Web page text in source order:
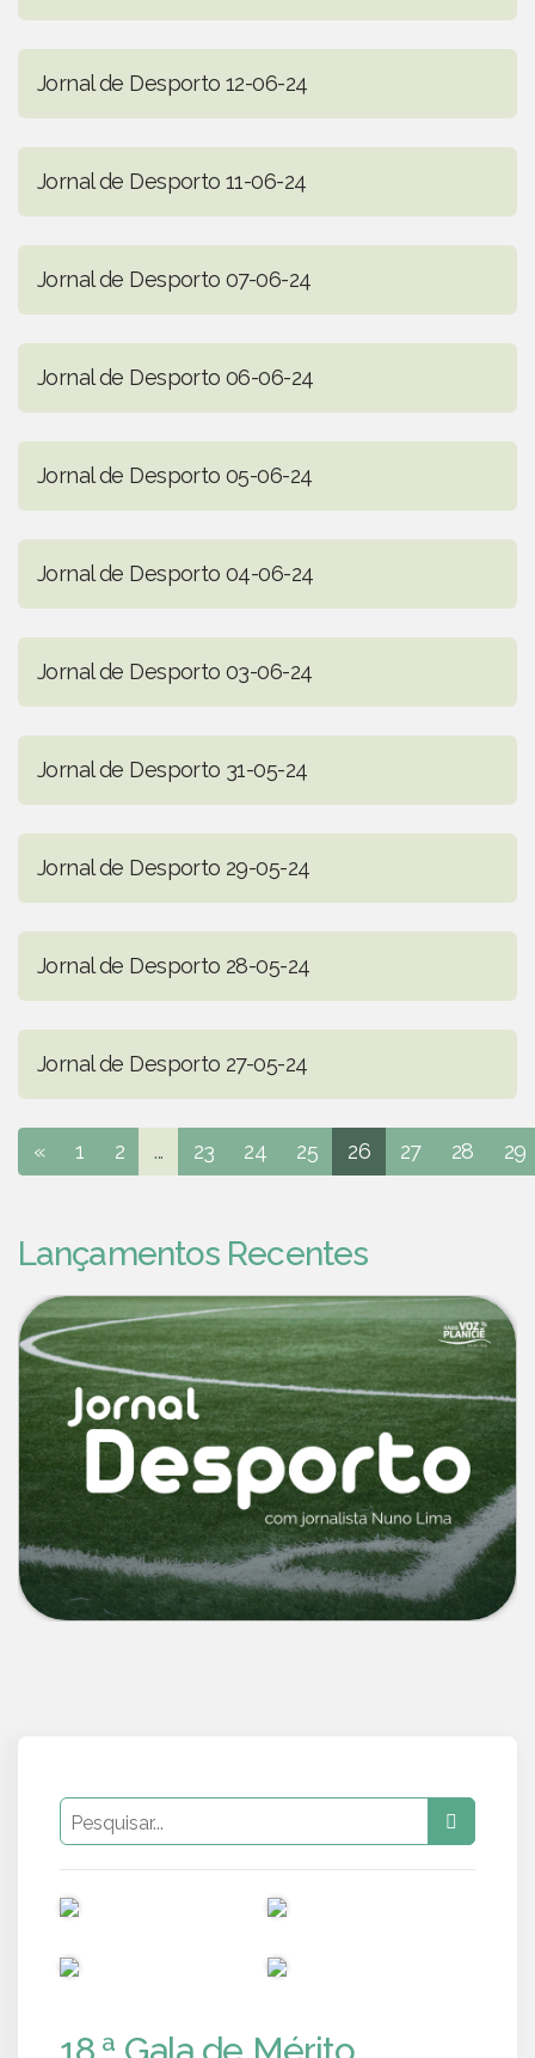
Jornal de Desporto 12-06-24
Jornal de Desporto 11-06-24
Jornal de Desporto 07-06-24
Jornal de Desporto 06-06-24
Jornal de Desporto 05-06-24
Jornal de Desporto 04-06-24
Jornal de Desporto 03-06-24
Jornal de Desporto 31-05-24
Jornal de Desporto 29-05-24
Jornal de Desporto 28-05-24
Jornal de Desporto 27-05-24
« 1 2 ... 23 24 25 26 27 28 29
Lançamentos Recentes